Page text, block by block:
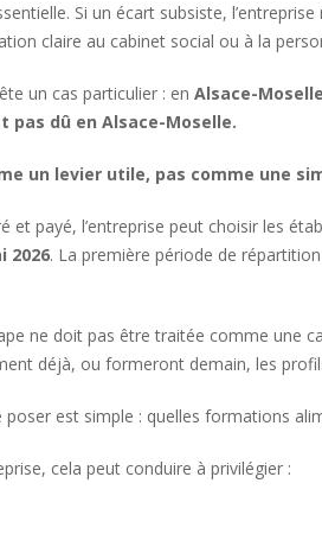
Si un écart subsiste,
claire au cabinet social ou à la
un cas particulier : en Alsace-Moselle
pas dû en Alsace-Moselle.
un levier utile, pas comme une
et payé, l’entreprise peut choisir les
2026. La première période de
ne doit pas être traitée comme une
déjà, ou formeront demain, les
poser est simple : quelles formations
cela peut conduire à privilégier :